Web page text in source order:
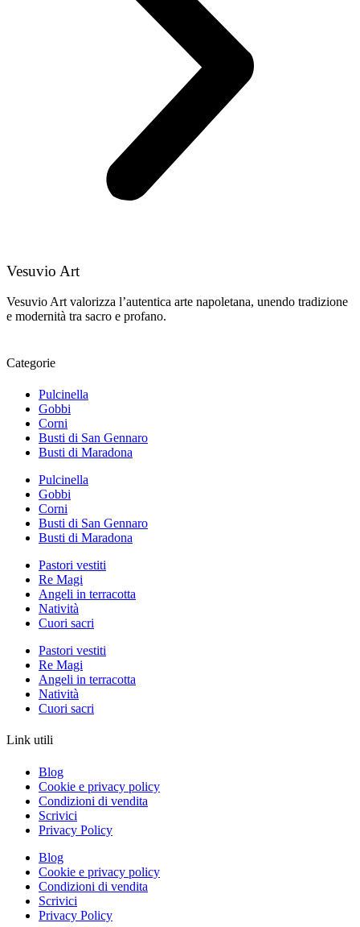
Vesuvio Art
Vesuvio Art valorizza l’autentica arte napoletana, unendo tradizione
e modernità tra sacro e profano.
Categorie
Pulcinella
Gobbi
Corni
Busti di San Gennaro
Busti di Maradona
Pulcinella
Gobbi
Corni
Busti di San Gennaro
Busti di Maradona
Pastori vestiti
Re Magi
Angeli in terracotta
Natività
Cuori sacri
Pastori vestiti
Re Magi
Angeli in terracotta
Natività
Cuori sacri
Link utili
Blog
Cookie e privacy policy
Condizioni di vendita
Scrivici
Privacy Policy
Blog
Cookie e privacy policy
Condizioni di vendita
Scrivici
Privacy Policy